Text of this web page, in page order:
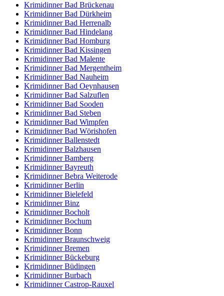
Krimidinner Bad Brückenau
Krimidinner Bad Dürkheim
Krimidinner Bad Herrenalb
Krimidinner Bad Hindelang
Krimidinner Bad Homburg
Krimidinner Bad Kissingen
Krimidinner Bad Malente
Krimidinner Bad Mergentheim
Krimidinner Bad Nauheim
Krimidinner Bad Oeynhausen
Krimidinner Bad Salzuflen
Krimidinner Bad Sooden
Krimidinner Bad Steben
Krimidinner Bad Wimpfen
Krimidinner Bad Wörishofen
Krimidinner Ballenstedt
Krimidinner Balzhausen
Krimidinner Bamberg
Krimidinner Bayreuth
Krimidinner Bebra Weiterode
Krimidinner Berlin
Krimidinner Bielefeld
Krimidinner Binz
Krimidinner Bocholt
Krimidinner Bochum
Krimidinner Bonn
Krimidinner Braunschweig
Krimidinner Bremen
Krimidinner Bückeburg
Krimidinner Büdingen
Krimidinner Burbach
Krimidinner Castrop-Rauxel